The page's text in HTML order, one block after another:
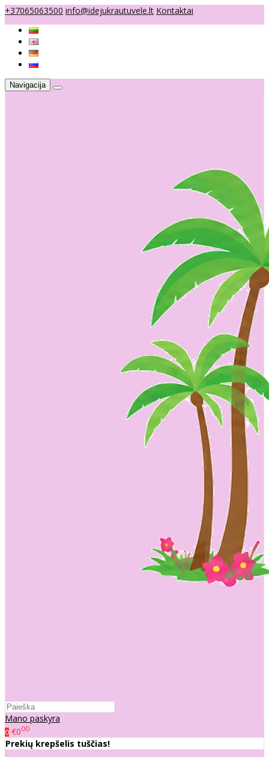
+37065063500 info@idejukrautuvele.lt Kontaktai
Navigacija
Mano paskyra
0 €000
Prekių krepšelis tuščias!